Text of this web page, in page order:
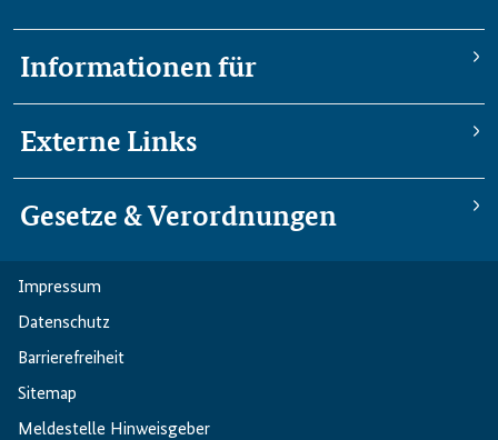
Informationen für
Externe Links
Gesetze & Verordnungen
Impressum
Datenschutz
Barriere­freiheit
Sitemap
Meldestelle Hinweisgeber